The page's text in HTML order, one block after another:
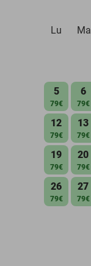
Lu
Ma
5
79€
6
79€
12
79€
13
79€
19
79€
20
79€
26
79€
27
79€